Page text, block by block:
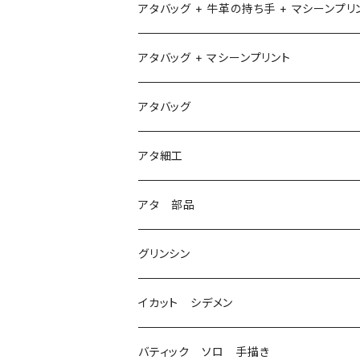
アタバッグ + 牛革の持ち手 + マシーンプリ
アタバッグ + マシーンプリント
1
2
3
アタバッグ
アタ細工
アタ 部品
グリンシン
イカット シデメン
バティック ソロ 手描き